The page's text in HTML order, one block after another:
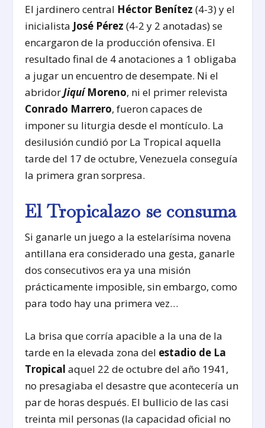
El jardinero central Héctor Benítez (4-3) y el
inicialista José Pérez (4-2 y 2 anotadas) se
encargaron de la producción ofensiva. El
resultado final de 4 anotaciones a 1 obligaba
a jugar un encuentro de desempate. Ni el
abridorJiquíMoreno, ni el primer relevista
Conrado Marrero, fueron capaces de
imponer su liturgia desde el montículo. La
desilusión cundió por La Tropical aquella
tarde del 17 de octubre, Venezuela conseguía
la primera gran sorpresa.
El Tropicalazo se consuma
Si ganarle un juego a la estelarísima novena
antillana era considerado una gesta, ganarle
dos consecutivos era ya una misión
prácticamente imposible, sin embargo, como
para todo hay una primera vez…
La brisa que corría apacible a la una de la
tarde en la elevada zona del estadio de La
Tropical aquel 22 de octubre del año 1941,
no presagiaba el desastre que acontecería un
par de horas después. El bullicio de las casi
treinta mil personas (la capacidad oficial no